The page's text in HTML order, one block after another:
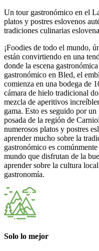
Un tour gastronómico en el
platos y postres eslovenos
tradiciones culinarias
¡Foodies de todo el mundo,
están convirtiendo en una
donde la escena
gastronómico en Bled, el
comienza en una bodega de
cámara de hielo tradicional
mezcla de aperitivos
gama. Esto es seguido por
posada de la región de
numerosos platos y postres
aprender mucho sobre la
gastronómico es
mundo que disfrutan de la
aprender sobre la cultura
gastronomía.
Solo lo mejor